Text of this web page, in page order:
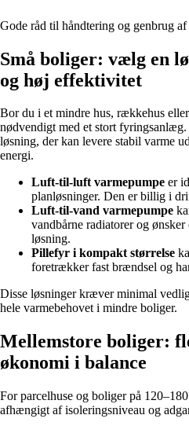
Gode råd til håndtering og genbrug
Små boliger: vælg en
og høj effektivitet
Bor du i et mindre hus, rækkehus
nødvendigt med et stort
løsning, der kan levere stabil varme
energi.
Luft-til-luft varmepumpe er
planløsninger. Den er billig i
Luft-til-vand varmepumpe
vandbårne radiatorer og
løsning.
Pillefyr i kompakt størrelse
foretrækker fast brændsel og
Disse løsninger kræver minimal
hele varmebehovet i mindre boliger.
Mellemstore boliger:
økonomi i balance
For parcelhuse og boliger på
afhængigt af isoleringsniveau og